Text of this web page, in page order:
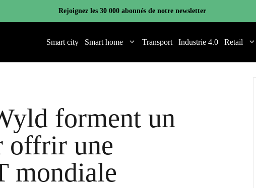
Rejoignez les 30 000 abonnés de notre newsletter
Smart city Smart home Transport Industrie 4.0 Retail
forment un
offrir une
mondiale